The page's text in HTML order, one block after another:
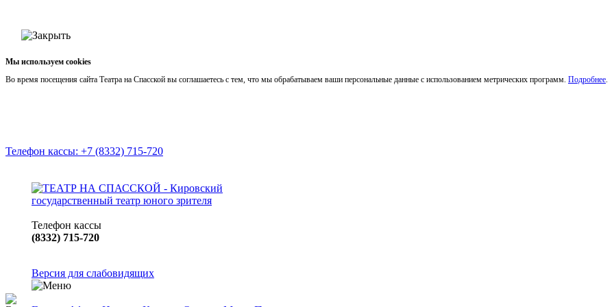
Мы используем cookies
Во время посещения сайта Театра на Спасской вы соглашаетесь с тем, что мы обрабатываем ваши персональные данные с использованием метрических программ. Подробнее.
Телефон кассы: +7 (8332) 715-720
Телефон кассы
(8332) 715-720
Версия для слабовидящих